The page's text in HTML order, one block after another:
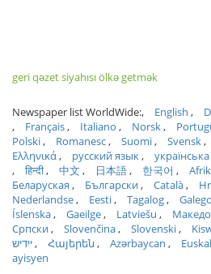
geri qəzet siyahısı ölkə getmək
Newspaper list WorldWide: English
Français
Italiano Norsk
Polski
Romanesc Suomi Svensk
Ελληνικά
русский язык
हिन्दी
中文 日本語 한국어
Беларуская
Български Català
Nederlandse
Eesti Tagalog Galego
Íslenska
Gaeilge Latviešu
Српски
Slovenčina Slovenski
ייִדיש
Հայերեն Azərbaycan Euskal
ayisyen